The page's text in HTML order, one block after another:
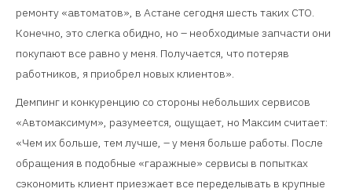
ремонту «автоматов», в Астане сегодня шесть таких СТО.
Конечно, это слегка обидно, но – необходимые запчасти они
покупают все равно у меня. Получается, что потеряв
работников, я приобрел новых клиентов».
Демпинг и конкуренцию со стороны небольших сервисов
«Автомаксимум», разумеется, ощущает, но Максим считает:
«Чем их больше, тем лучше, – у меня больше работы. После
обращения в подобные «гаражные» сервисы в попытках
сэкономить клиент приезжает все переделывать в крупные